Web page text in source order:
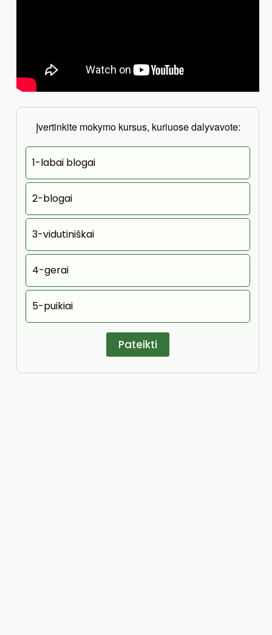
Įvertinkite mokymo kursus, kuriuose dalyvavote:
1-labai blogai
2-blogai
3-vidutiniškai
4-gerai
5-puikiai